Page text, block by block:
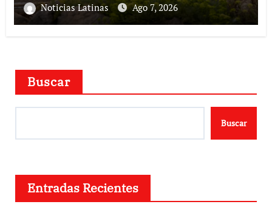
Noticias Latinas Ago 7, 2026
Buscar
Buscar
Entradas Recientes